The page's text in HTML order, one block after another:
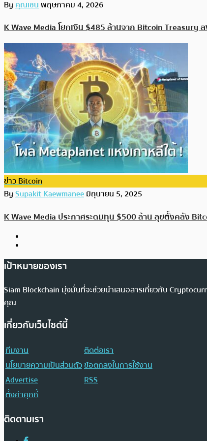
Byคุณเชนพฤษภาคม 4, 2026
K Wave Media โยกเงิน $485 ล้านจาก Bitcoin
ข่าว Bitcoin
BySupakit Kaewmaneeมิถุนายน 5, 2025
K Wave Media ประกาศระดมทุน $500 ล้าน ลุยตั้งคลัง
เป้าหมายของเรา
Siam Blockchain มุ่งมั่นที่จะช่วยนำเสนอสารเกี่ยวกับ
คุณ
เกี่ยวกับเว็บไซต์นี้
ทีมงาน
ติดต่อเรา
นโยบายความเป็นส่วนตัวข้อตกลงในการใช้งาน
Advertise
RSS
ตั้งค่าคุกกี้
ติดตามเรา